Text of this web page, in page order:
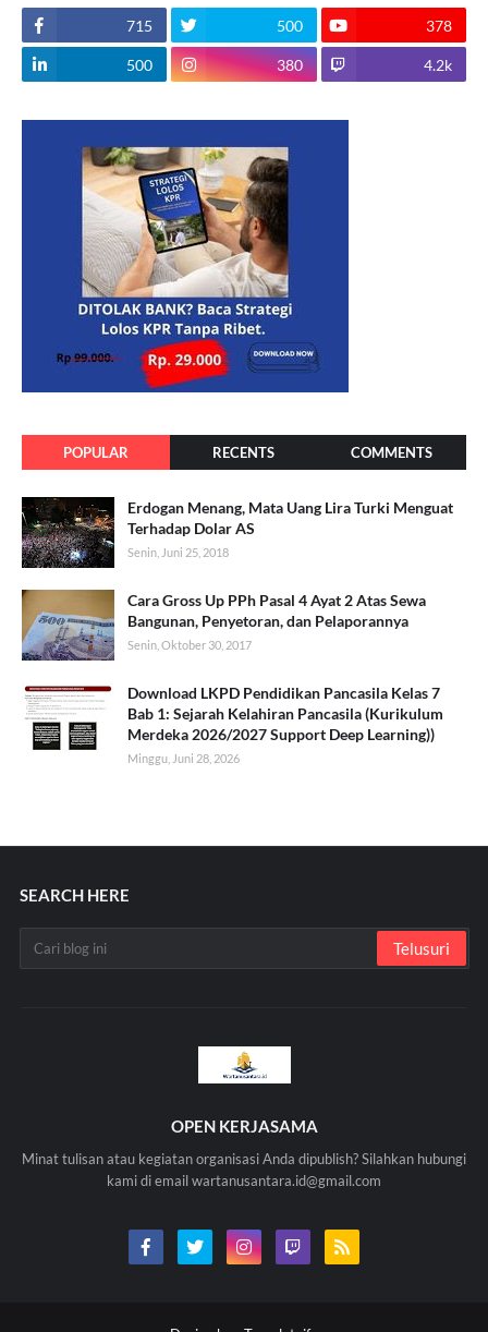
715 500 378
500 380 4.2k
POPULAR RECENTS COMMENTS
Erdogan Menang, Mata Uang Lira Turki Menguat
Terhadap Dolar AS
Senin, Juni 25, 2018
Cara Gross Up PPh Pasal 4 Ayat 2 Atas Sewa
Bangunan, Penyetoran, dan Pelaporannya
Senin, Oktober 30, 2017
Download LKPD Pendidikan Pancasila Kelas 7
Bab 1: Sejarah Kelahiran Pancasila (Kurikulum
Merdeka 2026/2027 Support Deep Learning))
Minggu, Juni 28, 2026
SEARCH HERE
OPEN KERJASAMA
Minat tulisan atau kegiatan organisasi Anda dipublish? Silahkan hubungi
kami di email wartanusantara.id@gmail.com